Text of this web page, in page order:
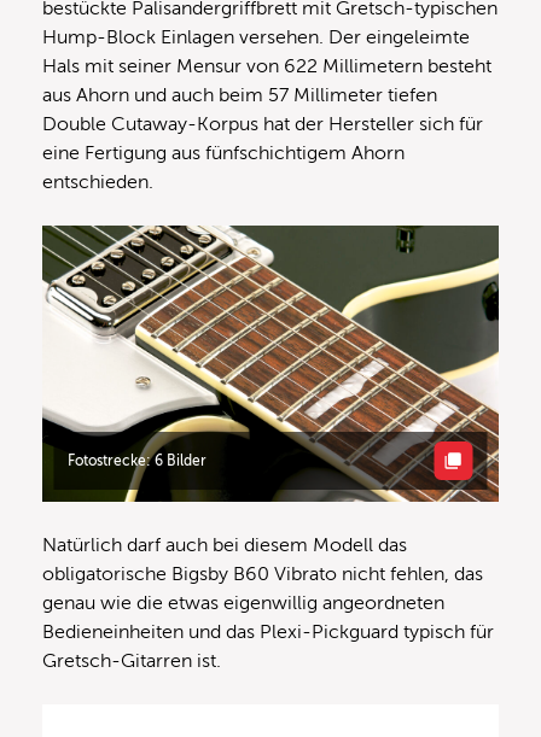
bestückte Palisandergriffbrett mit Gretsch-typischen
Hump-Block Einlagen versehen. Der eingeleimte
Hals mit seiner Mensur von 622 Millimetern besteht
aus Ahorn und auch beim 57 Millimeter tiefen
Double Cutaway-Korpus hat der Hersteller sich für
eine Fertigung aus fünfschichtigem Ahorn
entschieden.
Fotostrecke: 6 Bilder
Natürlich darf auch bei diesem Modell das
obligatorische Bigsby B60 Vibrato nicht fehlen, das
genau wie die etwas eigenwillig angeordneten
Bedieneinheiten und das Plexi-Pickguard typisch für
Gretsch-Gitarren ist.